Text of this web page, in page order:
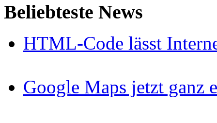
Beliebteste News
HTML-Code lässt
Google Maps jetzt ganz